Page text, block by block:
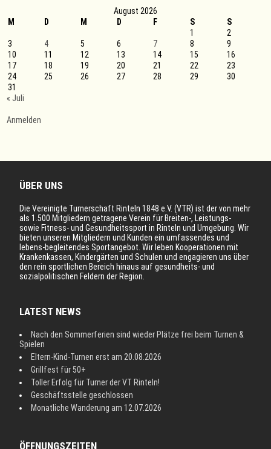
August 2026
M
D M D F S
S
1
2
3
4 5 6 7 8
9
10
11 12 13 14 15
16
17
18 19 20 21 22
23
24
25 26 27 28 29
30
31
« Juli
Anmelden
ÜBER UNS
Die Vereinigte Turnerschaft Rinteln 1848 e.V. (VTR) ist der von mehr
als 1.500 Mitgliedern getragene Verein für Breiten-, Leistungs-
sowie Fitness- und Gesundheitssport in Rinteln und Umgebung. Wir
bieten unseren Mitgliedern und Kunden ein umfassendes und
lebens-begleitendes Sportangebot. Wir leben Kooperationen mit
Krankenkassen, Kindergärten und Schulen und engagieren uns über
den rein sportlichen Bereich hinaus auf gesundheits- und
sozialpolitischen Feldern der Region.
LATEST NEWS
Nach den Sommerferien sind wieder Plätze frei beim Turnen &
Spielen
Eltern-Kind-Turnen erst am 20.08.2026
Grillfest für 50+
Toller Erfolg für Turner der VT Rinteln!
Geschäftsstelle geschlossen
Monatliche Wanderung am 12.07.2026
ÖFFNUNGSZEITEN